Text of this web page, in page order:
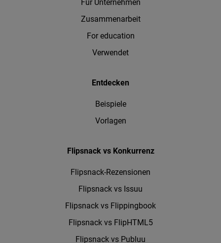
Für Unternehmen
Zusammenarbeit
For education
Verwendet
Entdecken
Beispiele
Vorlagen
Flipsnack vs Konkurrenz
Flipsnack-Rezensionen
Flipsnack vs Issuu
Flipsnack vs Flippingbook
Flipsnack vs FlipHTML5
Flipsnack vs Publuu